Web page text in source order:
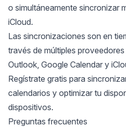
o simultáneamente sincronizar
iCloud.
Las sincronizaciones son en
través de múltiples
Outlook, Google Calendar y
Regístrate gratis para
calendarios y optimizar tu
dispositivos.
Preguntas frecuentes